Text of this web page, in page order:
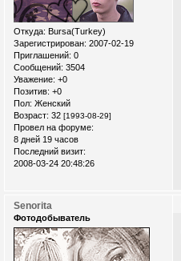
Откуда: Bursa(Turkey)
Зарегистрирован: 2007-02-19
Приглашений: 0
Сообщений: 3504
Уважение: +0
Позитив: +0
Пол: Женский
Возраст: 32 [1993-08-29]
Провел на форуме:
8 дней 19 часов
Последний визит:
2008-03-24 20:48:26
Senorita
Фотодобыватель